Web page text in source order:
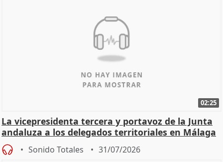
02:25
La vicepresidenta tercera y portavoz de la Junta
andaluza a los delegados territoriales en Málaga
Sonido Totales 31/07/2026